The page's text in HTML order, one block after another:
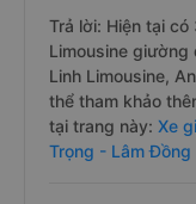
Trả lời: Hiện tại
Limousine
Linh Limousine,
thể tham khảo
tại trang này: Xe
Trọng - Lâm Đồng